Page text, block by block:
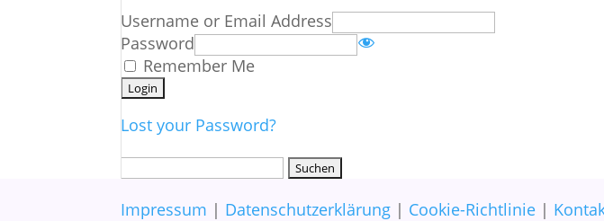
Username or Email Address
Password
Remember Me
Lost your Password?
Suchen
nach:
Impressum | Datenschutzerklärung | Cookie-Richtlinie |